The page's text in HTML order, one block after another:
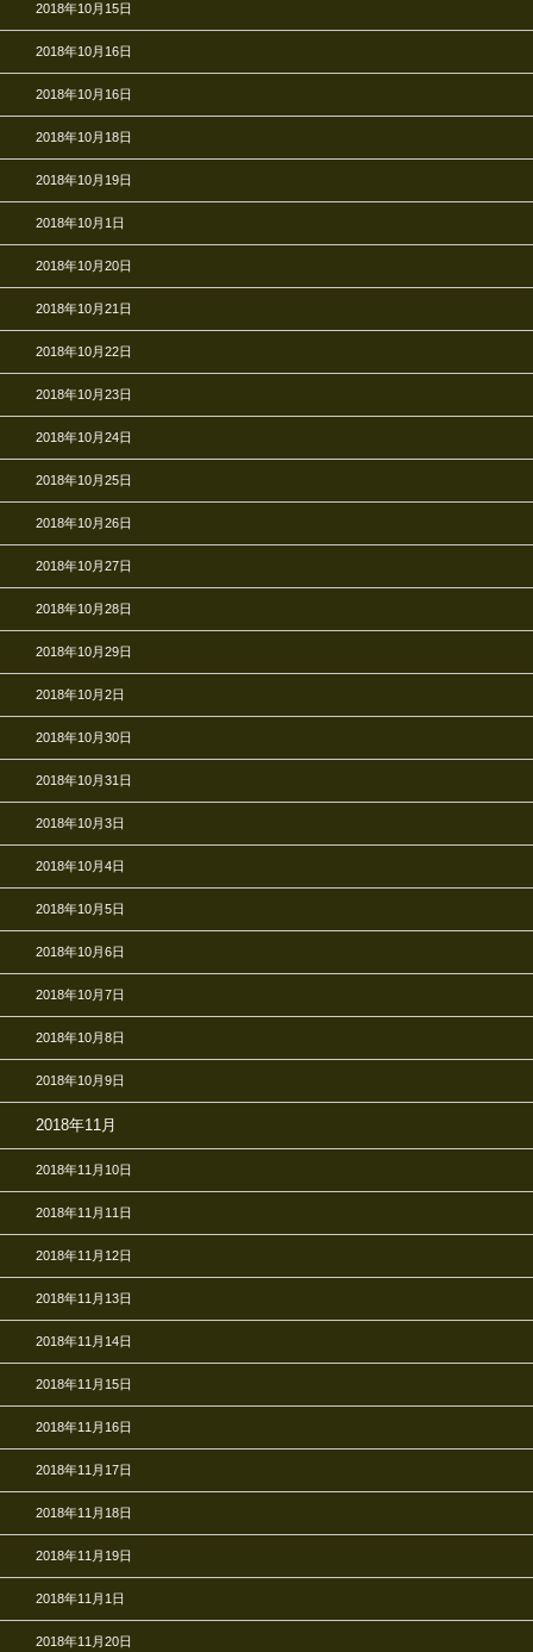
2018年10月15日
2018年10月16日
2018年10月16日
2018年10月18日
2018年10月19日
2018年10月1日
2018年10月20日
2018年10月21日
2018年10月22日
2018年10月23日
2018年10月24日
2018年10月25日
2018年10月26日
2018年10月27日
2018年10月28日
2018年10月29日
2018年10月2日
2018年10月30日
2018年10月31日
2018年10月3日
2018年10月4日
2018年10月5日
2018年10月6日
2018年10月7日
2018年10月8日
2018年10月9日
2018年11月
2018年11月10日
2018年11月11日
2018年11月12日
2018年11月13日
2018年11月14日
2018年11月15日
2018年11月16日
2018年11月17日
2018年11月18日
2018年11月19日
2018年11月1日
2018年11月20日